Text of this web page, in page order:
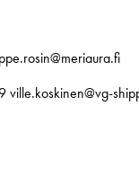
ville.koskinen@vg-